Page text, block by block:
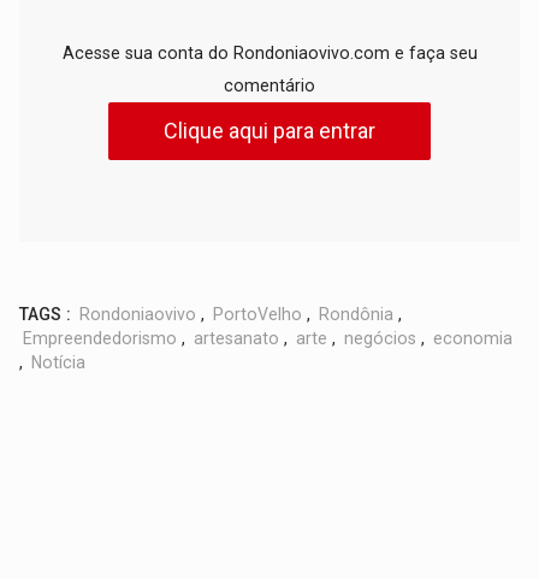
Acesse sua conta do Rondoniaovivo.com e faça seu
comentário
Clique aqui para entrar
TAGS : Rondoniaovivo , PortoVelho , Rondônia ,
Empreendedorismo , artesanato , arte , negócios , economia
,
Notícia